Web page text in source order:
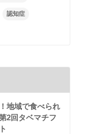
認知症
地域で食べられ
2回タベマチフ